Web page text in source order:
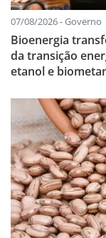
07/08/2026 - Governo
Bioenergia
da transição
etanol e